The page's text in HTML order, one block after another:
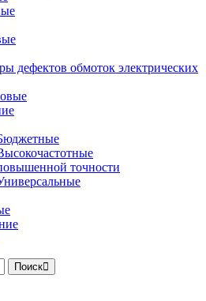
дефектов обмоток электрических
точности
Поиск